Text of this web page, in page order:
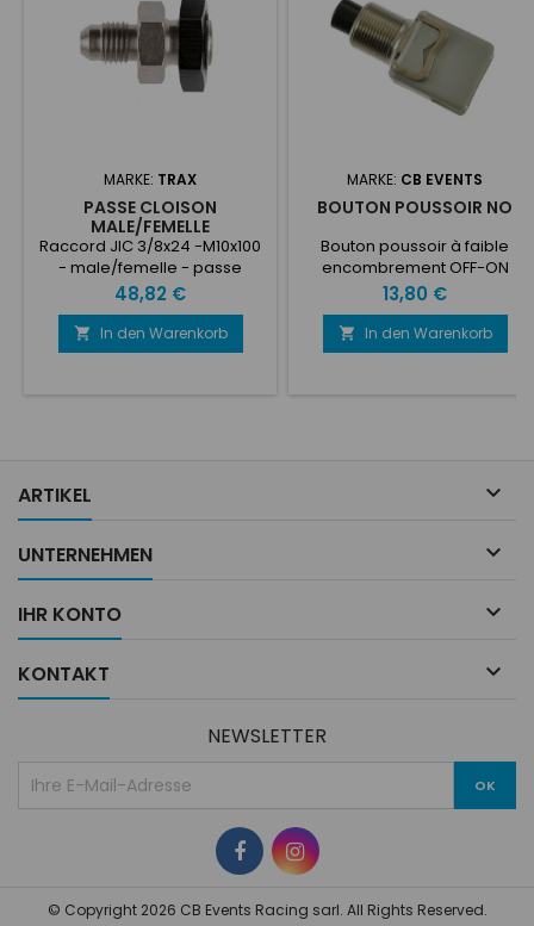
MARKE: TRAX
PASSE CLOISON
MALE/FEMELLE
Raccord JIC 3/8x24 -M10x100
- male/femelle - passe
cloison - tuyaux rigide
aluminium Passe cloison alu
gris - écrou alu noir (comme
sur l'image 1)
Preis
48,82 €
 In den Warenkorb
MARKE: CB EVENTS
BOUTON POUSSOIR NO
Bouton poussoir à faible
encombrement OFF-ON
(MOM). Normalement ouvert.
8A 12V. Contact en argent.
Preis
13,80 €
 In den Warenkorb
ARTIKEL 
UNTERNEHMEN 
IHR KONTO 
KONTAKT 
NEWSLETTER
© Copyright 2026 CB Events Racing sarl. All Rights Reserved.